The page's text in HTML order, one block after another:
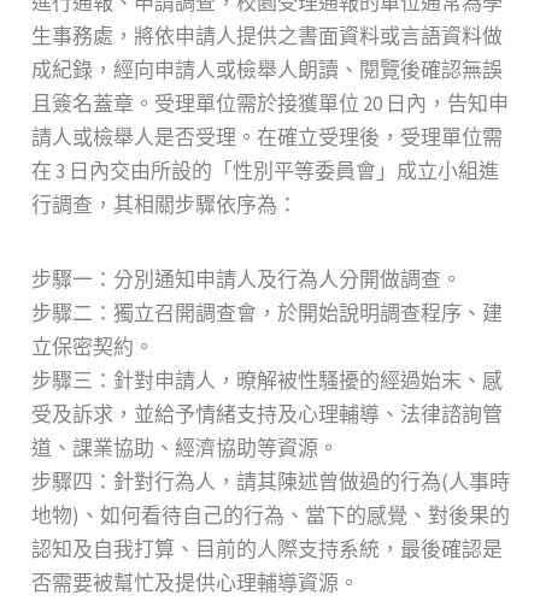
生事務處，將依申請人提供之書面資料或言語資料做
成紀錄，經向申請人或檢舉人朗讀、閱覽後確認無誤
且簽名蓋章。受理單位需於接獲單位 20 日內，告知申
請人或檢舉人是否受理。在確立受理後，受理單位需
在 3 日內交由所設的「性別平等委員會」成立小組進
行調查，其相關步驟依序為：
步驟一：分別通知申請人及行為人分開做調查。
步驟二：獨立召開調查會，於開始說明調查程序、建
立保密契約。
步驟三：針對申請人，暸解被性騷擾的經過始末、感
受及訴求，並給予情緒支持及心理輔導、法律諮詢管
道、課業協助、經濟協助等資源。
步驟四：針對行為人，請其陳述曾做過的行為(人事時
地物)、如何看待自己的行為、當下的感覺、對後果的
認知及自我打算、目前的人際支持系統，最後確認是
否需要被幫忙及提供心理輔導資源。